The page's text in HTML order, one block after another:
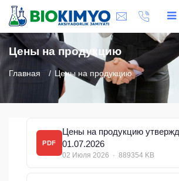
Цены на продукцию
Главная Цены на продукцию
PDF
Цены на продукцию
01.07.2026
02 Июля 2026 · 889354 KB